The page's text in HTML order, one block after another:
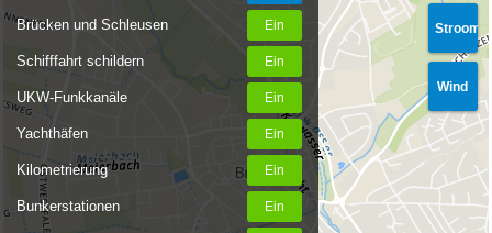
Brücken und Schleusen
Schifffahrt schildern
UKW-Funkkanäle
Yachthäfen
Kilometrierung
Bunkerstationen
Stroom
Wind